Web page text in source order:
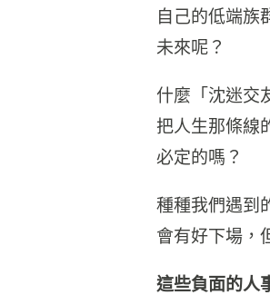
自己的低端族
未來呢？
什麼「沈迷交
把人生那條線
必定的嗎？
種種我們遇到
會有好下場，
這些負面的人